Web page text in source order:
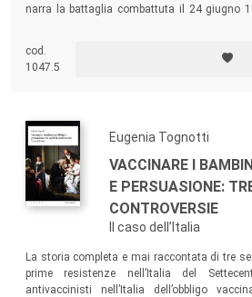
narra la battaglia combattuta il 24 giugno
sardo e quello austriaco, passata alla
appello all’umanità a favore della fratellanza,
dei morti che la società produce
cod.
1047.5
Eugenia Tognotti
VACCINARE I
E PERSUASIONE:
CONTROVERSIE
Il caso dell’Italia
La storia completa e mai raccontata di tre
prime resistenze nell’Italia del
antivaccinisti nell’Italia dell’obbligo